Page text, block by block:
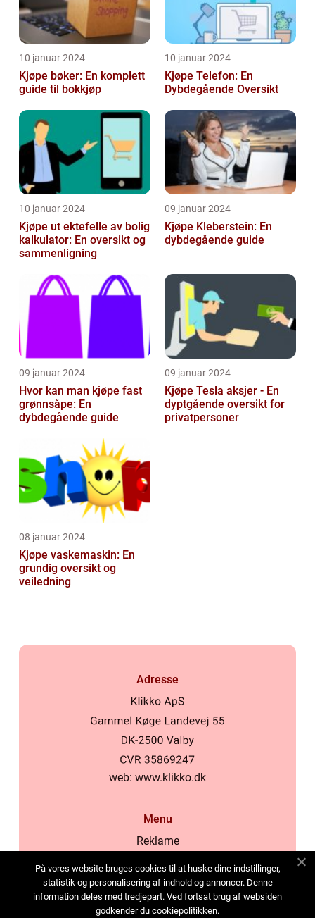
10 januar 2024
Kjøpe bøker: En komplett
guide til bokkjøp
10 januar 2024
Kjøpe Telefon: En
Dybdegående Oversikt
10 januar 2024
Kjøpe ut ektefelle av bolig
kalkulator: En oversikt og
sammenligning
09 januar 2024
Kjøpe Kleberstein: En
dybdegående guide
09 januar 2024
Hvor kan man kjøpe fast
grønnsåpe: En
dybdegående guide
09 januar 2024
Kjøpe Tesla aksjer - En
dyptgående oversikt for
privatpersoner
08 januar 2024
Kjøpe vaskemaskin: En
grundig oversikt og
veiledning
Adresse
web: www.klikko.dk
Menu
Reklame
Cookies
Kontakt Oss
På vores website bruges cookies til at huske dine indstillinger,
statistik og personalisering af indhold og annoncer. Denne
information deles med tredjepart. Ved fortsat brug af websiden
godkender du cookiepolitikken.